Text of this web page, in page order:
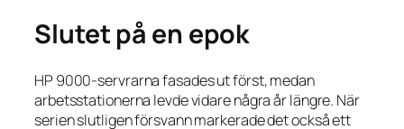
Slutet på en epok
HP 9000-servrarna fasades ut först, medan
arbetsstationerna levde vidare några år längre. När
serien slutligen försvann markerade det också ett